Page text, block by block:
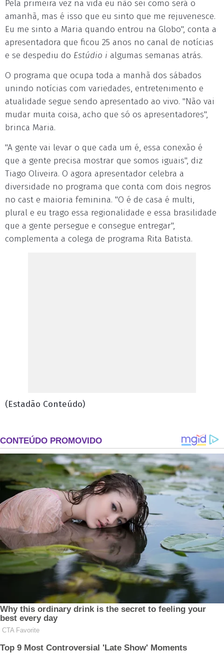
Pela primeira vez na vida eu não sei como será o
amanhã, mas é isso que eu sinto que me rejuvenesce.
Eu me sinto a Maria quando entrou na Globo", conta a
apresentadora que ficou 25 anos no canal de notícias
e se despediu do Estúdio i algumas semanas atrás.
O programa que ocupa toda a manhã dos sábados
unindo notícias com variedades, entretenimento e
atualidade segue sendo apresentado ao vivo. "Não vai
mudar muita coisa, acho que só os apresentadores",
brinca Maria.
"A gente vai levar o que cada um é, essa conexão é
que a gente precisa mostrar que somos iguais", diz
Tiago Oliveira. O agora apresentador celebra a
diversidade no programa que conta com dois negros
no cast e maioria feminina. "O é de casa é multi,
plural e eu trago essa regionalidade e essa brasilidade
que a gente persegue e consegue entregar",
complementa a colega de programa Rita Batista.
(Estadão Conteúdo)